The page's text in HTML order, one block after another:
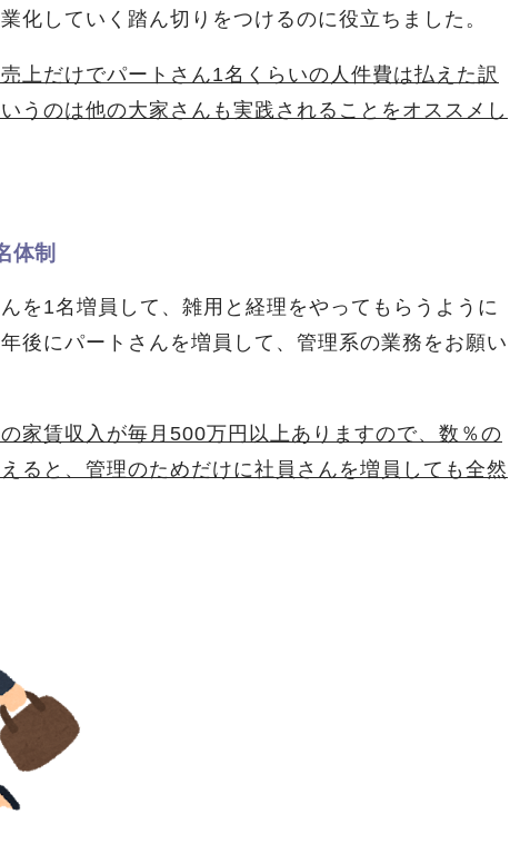
化していく踏ん切りをつけるのに役立ちました。
上だけでパートさん1名くらいの人件費は払えた訳
うのは他の大家さんも実践されることをオススメし
体制
を1名増員して、雑用と経理をやってもらうように
後にパートさんを増員して、管理系の業務をお願い
家賃収入が毎月500万円以上ありますので、数％の
ると、管理のためだけに社員さんを増員しても全然